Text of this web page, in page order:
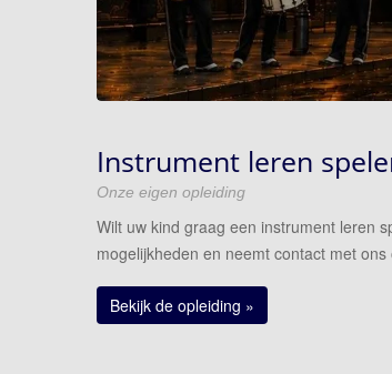
Instrument leren
Onze eigen opleiding
Wilt uw kind graag een instrument leren
mogelijkheden en neemt contact met ons
Bekijk de opleiding »